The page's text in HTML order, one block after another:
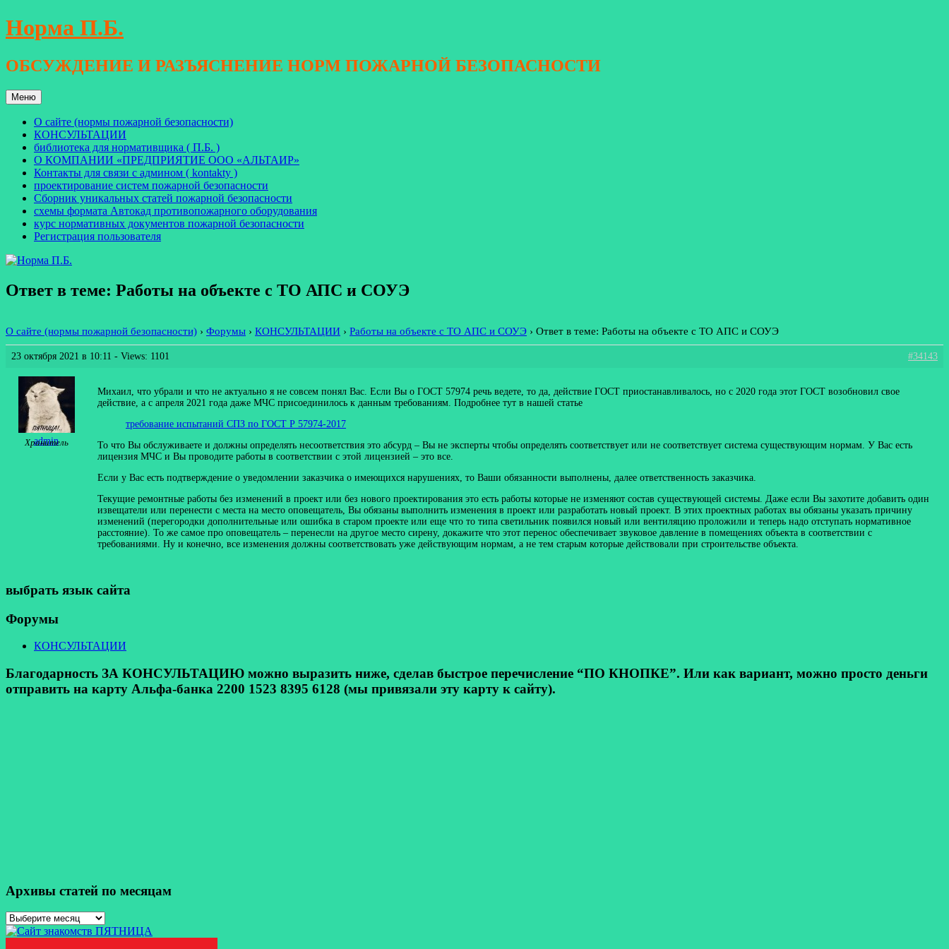
Перейти
к
Норма П.Б.
ОБСУЖДЕНИЕ И РАЗЪЯСНЕНИЕ НОРМ ПОЖАРНОЙ БЕЗОПАСНОСТИ
Меню
О сайте (нормы пожарной безопасности)
КОНСУЛЬТАЦИИ
библиотека для нормативщика ( П.Б. )
О КОМПАНИИ «ПРЕДПРИЯТИЕ ООО «АЛЬТАИР»
Контакты для связи с админом ( kontakty )
проектирование систем пожарной безопасности
Сборник уникальных статей пожарной безопасности
схемы формата Автокад противопожарного оборудования
курс нормативных документов пожарной безопасности
Регистрация пользователя
Ответ в теме: Работы на объекте с ТО АПС и СОУЭ
О сайте (нормы пожарной безопасности) › Форумы › КОНСУЛЬТАЦИИ › Работы на объекте с ТО АПС и СОУЭ › Ответ в теме: Работы на объекте с ТО АПС и СОУЭ
23 октября 2021 в 10:11 - Views: 1101 #34143
admin
Хранитель
Михаил, что убрали и что не актуально я не совсем понял Вас. Если Вы о ГОСТ 57974 речь ведете, то да, действие ГОСТ приостанавливалось, но с 2020 года этот ГОСТ возобновил свое
действие, а с апреля 2021 года даже МЧС присоединилось к данным требованиям. Подробнее тут в нашей статье
требование испытаний СПЗ по ГОСТ Р 57974-2017
То что Вы обслуживаете и должны определять несоответствия это абсурд – Вы не эксперты чтобы определять соответствует или не соответствует система существующим нормам. У Вас есть
лицензия МЧС и Вы проводите работы в соответствии с этой лицензией – это все.
Если у Вас есть подтверждение о уведомлении заказчика о имеющихся нарушениях, то Ваши обязанности выполнены, далее ответственность заказчика.
Текущие ремонтные работы без изменений в проект или без нового проектирования это есть работы которые не изменяют состав существующей системы. Даже если Вы захотите добавить один
извещатели или перенести с места на место оповещатель, Вы обязаны выполнить изменения в проект или разработать новый проект. В этих проектных работах вы обязаны указать причину
изменений (перегородки дополнительные или ошибка в старом проекте или еще что то типа светильник появился новый или вентиляцию проложили и теперь надо отступать нормативное
расстояние). То же самое про оповещатель – перенесли на другое место сирену, докажите что этот перенос обеспечивает звуковое давление в помещениях объекта в соответствии с
требованиями. Ну и конечно, все изменения должны соответствовать уже действующим нормам, а не тем старым которые действовали при строительстве объекта.
выбрать язык сайта
Форумы
КОНСУЛЬТАЦИИ
Благодарность ЗА КОНСУЛЬТАЦИЮ можно выразить ниже, сделав быстрое перечисление “ПО КНОПКЕ”. Или как вариант, можно просто деньги
отправить на карту Альфа-банка 2200 1523 8395 6128 (мы привязали эту карту к сайту).
Архивы статей по месяцам
Архивы
статей